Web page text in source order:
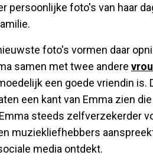
persoonlijke foto's van haar
foto's vormen daar
samen met twee andere
een goede vriendin
een kant van Emma zien
steeds zelfverzekerder
muziekliefhebbers
media ontdekt.